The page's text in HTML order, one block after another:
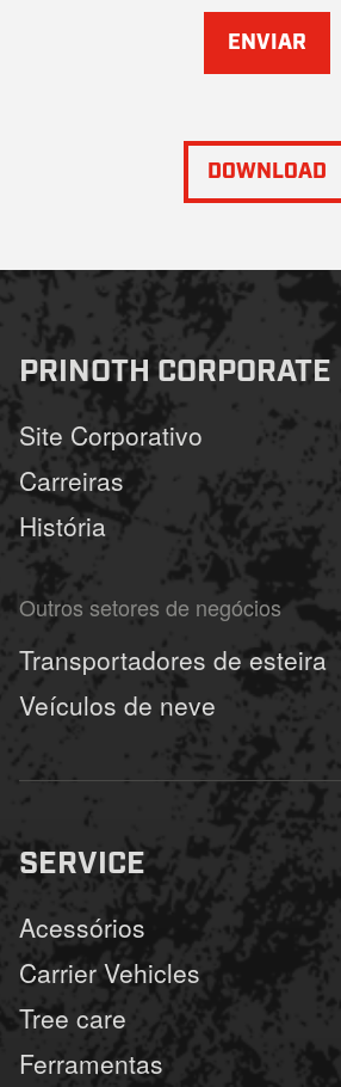
ENVIAR
DOWNLOAD
PRINOTH CORPORATE
Site Corporativo
Carreiras
História
Outros setores de negócios
Transportadores de esteira
Veículos de neve
SERVICE
Acessórios
Carrier Vehicles
Tree care
Ferramentas